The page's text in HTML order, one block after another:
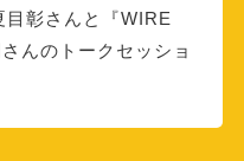
目彰さんと『WIRE
んのトークセッショ